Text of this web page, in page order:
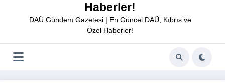
Haberler!
DAÜ Gündem Gazetesi | En Güncel DAÜ, Kıbrıs ve
Özel Haberler!